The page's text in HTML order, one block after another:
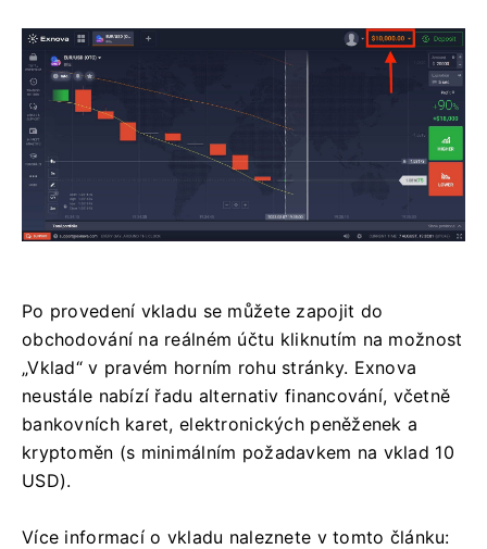
Po provedení vkladu se můžete zapojit do
obchodování na reálném účtu kliknutím na možnost
„Vklad“ v pravém horním rohu stránky. Exnova
neustále nabízí řadu alternativ financování, včetně
bankovních karet, elektronických peněženek a
kryptoměn (s minimálním požadavkem na vklad 10
USD).
Více informací o vkladu naleznete v tomto článku: